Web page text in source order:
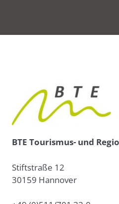
BTE Tourismus- und
Stiftstraße 12
30159 Hannover